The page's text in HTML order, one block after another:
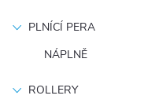
PLNÍCÍ PERA
NÁPLNĚ
ROLLERY